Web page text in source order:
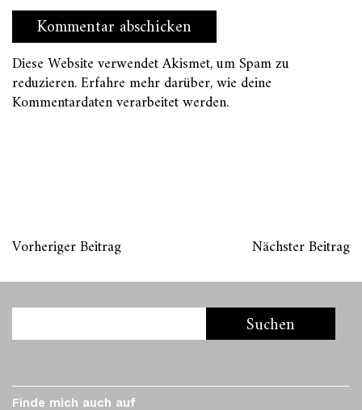
Diese Website verwendet Akismet, um Spam zu
reduzieren.Erfahre mehr darüber, wie deine
Kommentardaten verarbeitet werden.
Vorheriger Beitrag Nächster Beitrag
Finde mich auch auf